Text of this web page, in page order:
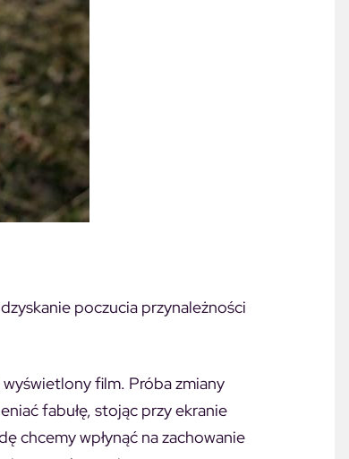
poczucia przynależności
film. Próba zmiany
fabułę, stojąc przy ekranie
chcemy wpłynąć na zachowanie